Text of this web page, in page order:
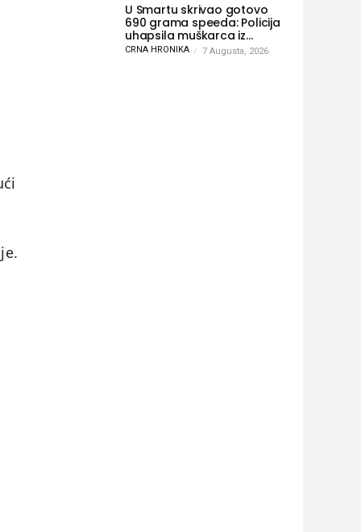
U Smartu skrivao gotovo
690 grama speeda: Policija
uhapsila muškarca iz
Hercegovine
CRNA HRONIKA 7 Augusta, 2026